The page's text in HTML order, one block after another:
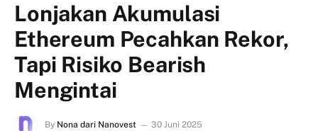
Lonjakan Akumulasi
Ethereum Pecahkan Rekor,
Tapi Risiko Bearish
Mengintai
By Nona dari Nanovest 30 Juni 2025